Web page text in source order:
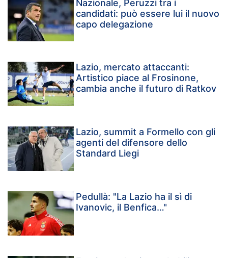
Nazionale, Peruzzi tra i
candidati: può essere lui il nuovo
capo delegazione
Lazio, mercato attaccanti:
Artistico piace al Frosinone,
cambia anche il futuro di Ratkov
Lazio, summit a Formello con gli
agenti del difensore dello
Standard Liegi
Pedullà: "La Lazio ha il sì di
Ivanovic, il Benfica…"